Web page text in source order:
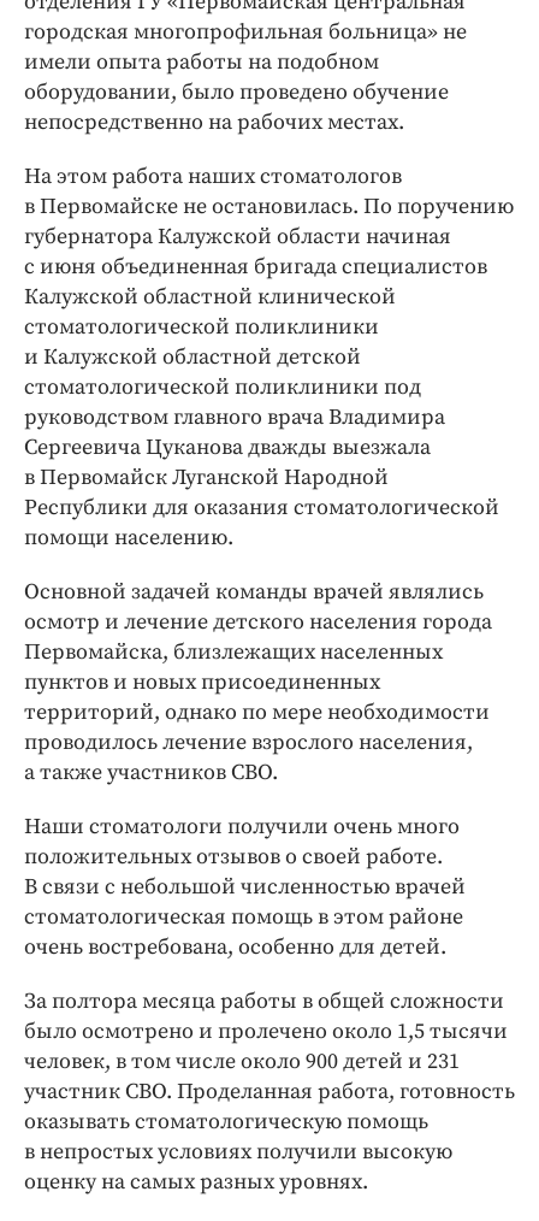
городская многопрофильная больница» не
имели опыта работы на подобном
оборудовании, было проведено обучение
непосредственно на рабочих местах.
На этом работа наших стоматологов
в Первомайске не остановилась. По поручению
губернатора Калужской области начиная
с июня объединенная бригада специалистов
Калужской областной клинической
стоматологической поликлиники
и Калужской областной детской
стоматологической поликлиники под
руководством главного врача Владимира
Сергеевича Цуканова дважды выезжала
в Первомайск Луганской Народной
Республики для оказания стоматологической
помощи населению.
Основной задачей команды врачей являлись
осмотр и лечение детского населения города
Первомайска, близлежащих населенных
пунктов и новых присоединенных
территорий, однако по мере необходимости
проводилось лечение взрослого населения,
а также участников СВО.
Наши стоматологи получили очень много
положительных отзывов о своей работе.
В связи с небольшой численностью врачей
стоматологическая помощь в этом районе
очень востребована, особенно для детей.
За полтора месяца работы в общей сложности
было осмотрено и пролечено около 1,5 тысячи
человек, в том числе около 900 детей и 231
участник СВО. Проделанная работа, готовность
оказывать стоматологическую помощь
в непростых условиях получили высокую
оценку на самых разных уровнях.